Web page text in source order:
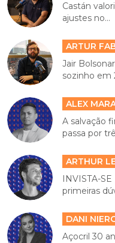
Castán
ajustes no...
ARTUR
Jair
sozinho em
ALEX
A salvação
passa por
ARTHUR
INVISTA-
primeiras
DANI
Açocril 30